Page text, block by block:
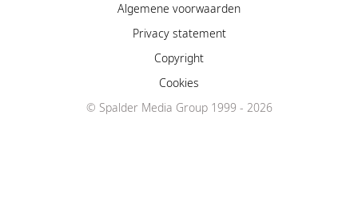
Algemene voorwaarden
Privacy statement
Copyright
Cookies
© Spalder Media Group 1999 - 2026